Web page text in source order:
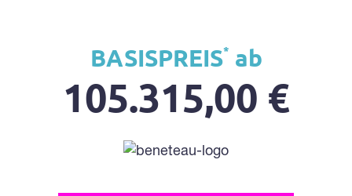
BASISPREIS* ab
105.315,00 €